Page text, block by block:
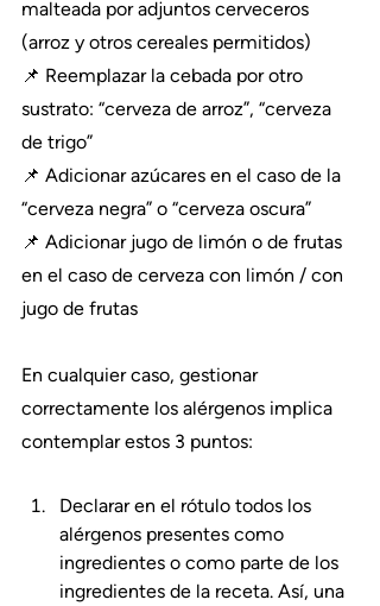
malteada por adjuntos cerveceros
(arroz y otros cereales permitidos)
📌 Reemplazar la cebada por otro
sustrato: “cerveza de arroz”, “cerveza
de trigo”
📌 Adicionar azúcares en el caso de la
“cerveza negra” o “cerveza oscura”
📌 Adicionar jugo de limón o de frutas
en el caso de cerveza con limón / con
jugo de frutas
En cualquier caso, gestionar
correctamente los alérgenos implica
contemplar estos 3 puntos:
Declarar en el rótulo todos los
alérgenos presentes como
ingredientes o como parte de los
ingredientes de la receta. Así, una